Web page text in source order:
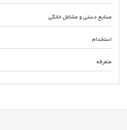
صنایع دستی و مشاغل خانگی
استخدام
متفرقه
قطعات اره ابصابونی مرکز خرید و فروش دنده